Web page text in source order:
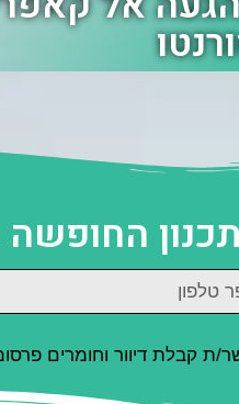
החופשה
ת קבלת דיוור וחומרים